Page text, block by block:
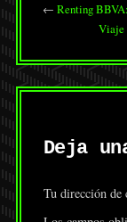
← Renting
Viaje
Deja
Tu dirección de